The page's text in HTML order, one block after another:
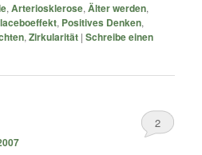
,Arteriosklerose,Älter werden,
, Positives Denken,
,Zirkularität |Schreibe einen
2